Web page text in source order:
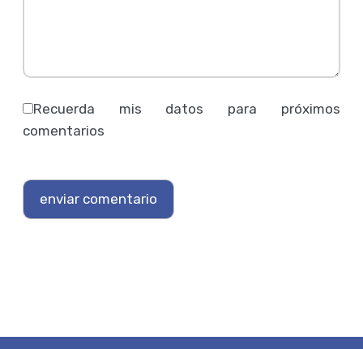
Recuerda mis datos para próximos
comentarios